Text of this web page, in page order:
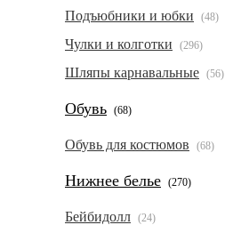
Подъюбники и юбки (48)
Чулки и колготки (296)
Шляпы карнавальные (56)
Обувь (68)
Обувь для костюмов (68)
Нижнее белье (270)
Бейбидолл (24)